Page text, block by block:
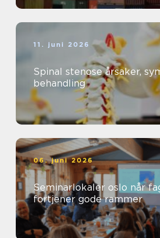
11. juni 2026
Spinal stenose årsaker, symptomer og
behandling
06. juni 2026
Seminarlokaler oslo når faglig innhold
fortjener gode rammer